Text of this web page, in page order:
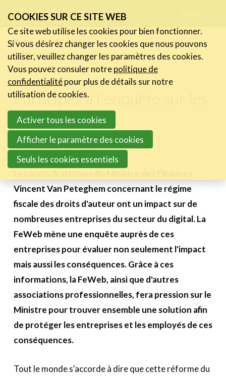
links
Jump
to
navigation
Jump
main
content
FR NL
Home
Actualités
Participez à l'enquête sur les droits d'auteur
Participez à l'enquête sur les
droits d'auteur
10 novembre 2022
Vincent Van Peteghem concernant le régime
fiscale des droits d'auteur ont un impact sur de
nombreuses entreprises du secteur du digital. La
FeWeb mène une enquête auprès de ces
entreprises pour évaluer non seulement l'impact
mais aussi les conséquences. Grâce à ces
informations, la FeWeb, ainsi que d'autres
associations professionnelles, fera pression sur le
Ministre pour trouver ensemble une solution afin
de protéger les entreprises et les employés de ces
conséquences.
Tout le monde s'accorde à dire que cette réforme du
Actualités
Les nouvelles du secteur
Les FeWeb Vidéos
Les Cases des membres
Activités
Cases Gallery
Le Toolbox
A propos
Become a member
COOKIES SUR CE SITE WEB
Ce site web utilise les cookies pour bien fonctionner.
Si vous désirez changer les cookies que nous pouvons
utiliser, veuillez changer les paramètres des cookies.
Vous pouvez consuler notrepolitique de
confidentialitépour plus de détails sur notre
utilisation de cookies.
Activer tous les cookies
Afficher le paramètre des cookies
Seuls les cookies essentiels